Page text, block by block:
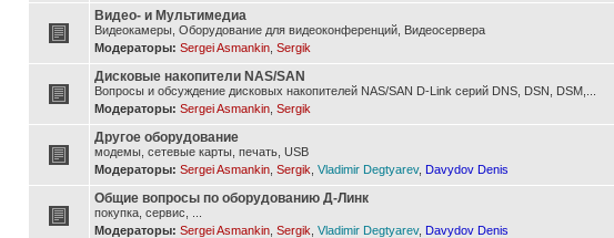
Видео- и Мультимедиа
Видеокамеры, Оборудование для видеоконференций, Видеосервера
Модераторы: Sergei Asmankin Sergik
Дисковые накопители NAS/SAN
Вопросы и обсуждение дисковых накопителей NAS/SAN D-Link серий DNS, DSN, DSM,...
Модераторы: Sergei Asmankin Sergik
Другое оборудование
модемы, сетевые карты, печать, USB
Модераторы: Sergei Asmankin Sergik Vladimir Degtyarev, Davydov Denis
Общие вопросы по оборудованию Д-Линк
покупка, сервис, ...
Модераторы: Sergei Asmankin Sergik Vladimir Degtyarev, Davydov Denis